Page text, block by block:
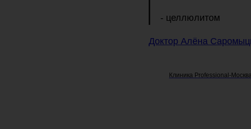
- целлюлитом
Доктор Алёна
Клиника Professional-